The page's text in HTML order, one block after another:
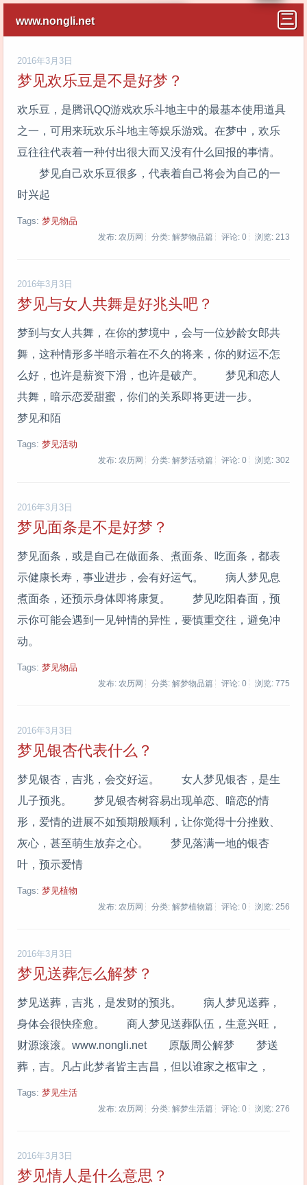
www.nongli.net
2016年3月3日
梦见欢乐豆是不是好梦？
欢乐豆，是腾讯QQ游戏欢乐斗地主中的最基本使用道具
之一，可用来玩欢乐斗地主等娱乐游戏。在梦中，欢乐
豆往往代表着一种付出很大而又没有什么回报的事情。
梦见自己欢乐豆很多，代表着自己将会为自己的一
时兴起
Tags: 梦见物品
发布: 农历网 分类: 解梦物品篇 评论: 0 浏览: 213
2016年3月3日
梦见与女人共舞是好兆头吧？
梦到与女人共舞，在你的梦境中，会与一位妙龄女郎共
舞，这种情形多半暗示着在不久的将来，你的财运不怎
么好，也许是薪资下滑，也许是破产。 梦见和恋人
共舞，暗示恋爱甜蜜，你们的关系即将更进一步。
梦见和陌
Tags: 梦见活动
发布: 农历网 分类: 解梦活动篇 评论: 0 浏览: 302
2016年3月3日
梦见面条是不是好梦？
梦见面条，或是自己在做面条、煮面条、吃面条，都表
示健康长寿，事业进步，会有好运气。 病人梦见息
煮面条，还预示身体即将康复。 梦见吃阳春面，预
示你可能会遇到一见钟情的异性，要慎重交往，避免冲
动。
Tags: 梦见物品
发布: 农历网 分类: 解梦物品篇 评论: 0 浏览: 775
2016年3月3日
梦见银杏代表什么？
梦见银杏，吉兆，会交好运。 女人梦见银杏，是生
儿子预兆。 梦见银杏树容易出现单恋、暗恋的情
形，爱情的进展不如预期般顺利，让你觉得十分挫败、
灰心，甚至萌生放弃之心。 梦见落满一地的银杏
叶，预示爱情
Tags: 梦见植物
发布: 农历网 分类: 解梦植物篇 评论: 0 浏览: 256
2016年3月3日
梦见送葬怎么解梦？
梦见送葬，吉兆，是发财的预兆。 病人梦见送葬，
身体会很快痊愈。 商人梦见送葬队伍，生意兴旺，
财源滚滚。www.nongli.net 原版周公解梦 梦送
葬，吉。凡占此梦者皆主吉昌，但以谁家之柩审之，
Tags: 梦见生活
发布: 农历网 分类: 解梦生活篇 评论: 0 浏览: 276
2016年3月3日
梦见情人是什么意思？